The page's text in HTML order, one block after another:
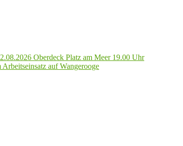
Oberdeck Platz am Meer 19.00 Uhr
auf Wangerooge